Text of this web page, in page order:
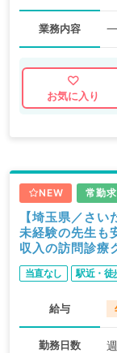
業務内容
お気に入り
NEW 常勤
【埼玉県／さ
未経験の先生も
収入の訪問診療
当直なし 駅近・徒
給与
勤務日数